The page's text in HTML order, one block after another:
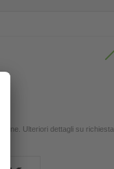
Ulteriori dettagli su richiesta.